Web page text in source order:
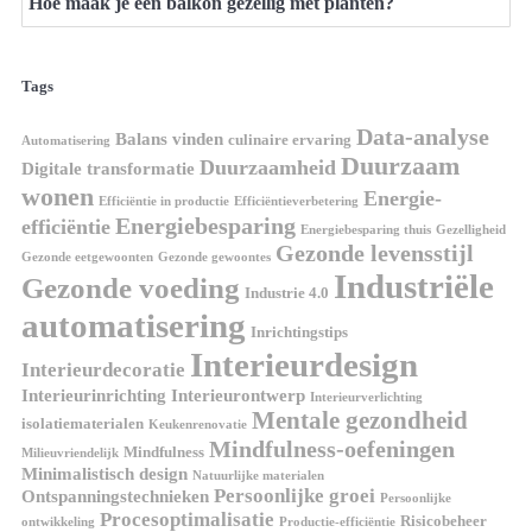
Tags
Automatisering Balans vinden culinaire ervaring Data-analyse
Digitale transformatie Duurzaamheid Duurzaam
wonen Efficiëntie in productie Efficiëntieverbetering Energie-
efficiëntie Energiebesparing Energiebesparing thuis Gezelligheid
Gezonde eetgewoonten Gezonde gewoontes Gezonde levensstijl
Gezonde voeding Industrie 4.0 Industriële
automatisering Inrichtingstips
Interieurdecoratie Interieurdesign
Interieurinrichting Interieurontwerp Interieurverlichting
isolatiematerialen Keukenrenovatie Mentale gezondheid
Milieuvriendelijk Mindfulness Mindfulness-oefeningen
Minimalistisch design Natuurlijke materialen
Ontspanningstechnieken Persoonlijke groei Persoonlijke
ontwikkeling Procesoptimalisatie Productie-efficiëntie Risicobeheer